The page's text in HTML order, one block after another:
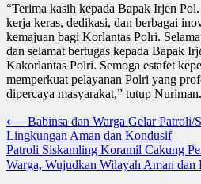
“Terima kasih kepada Bapak Irjen
kerja keras, dedikasi, dan berbagai
kemajuan bagi Korlantas Polri.
dan selamat bertugas kepada Bapak
Kakorlantas Polri. Semoga estafet
memperkuat pelayanan Polri yang
dipercaya masyarakat,” tutup Nuriman.
Navigasi
pos
⟵ Babinsa dan Warga Gelar
Lingkungan Aman dan Kondusif
Patroli Siskamling Koramil Cakung
Warga, Wujudkan Wilayah Aman dan